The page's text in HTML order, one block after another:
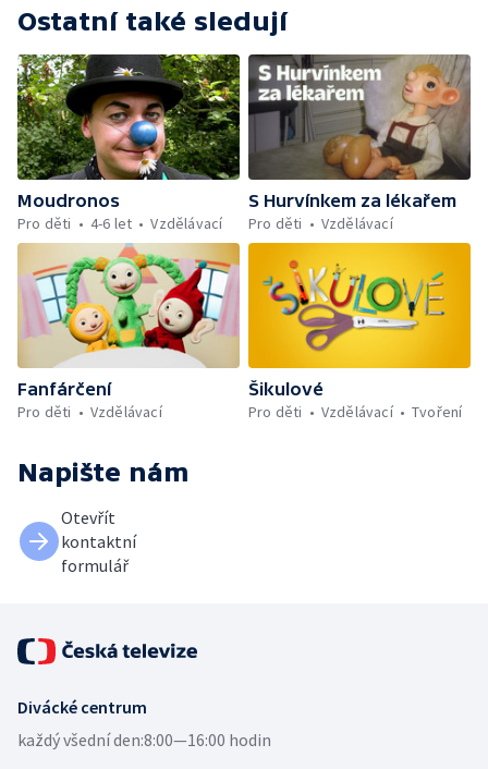
Ostatní také sledují
Moudronos
Pro děti
4-6 let Vzdělávací
S Hurvínkem za lékařem
Pro děti
Vzdělávací
Fanfárčení
Pro děti
Vzdělávací
Šikulové
Pro děti
Vzdělávací Tvoření
Napište nám
Otevřít
kontaktní
formulář
Divácké centrum
každý všední den:8:00—16:00 hodin